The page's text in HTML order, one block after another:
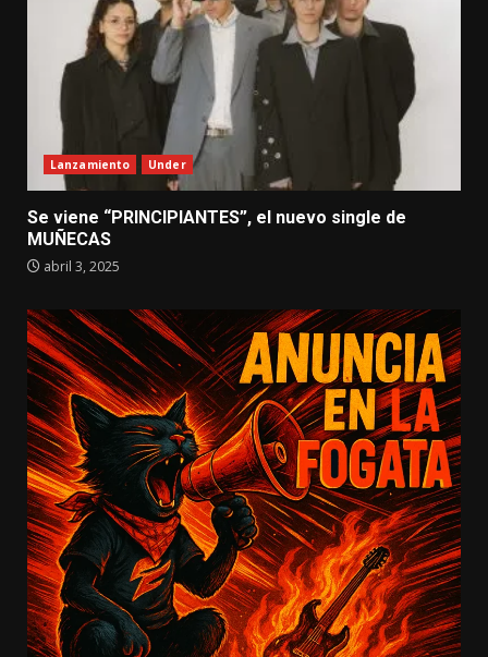
Lanzamiento Under
Se viene “PRINCIPIANTES”, el nuevo single de
MUÑECAS
abril 3, 2025